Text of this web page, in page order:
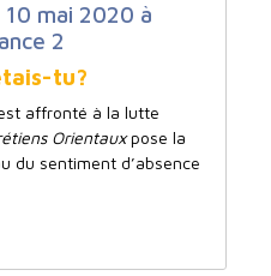
10 mai 2020 à
2
tu?
affronté à la lutte
Orientauxpose la
du sentiment d’absence